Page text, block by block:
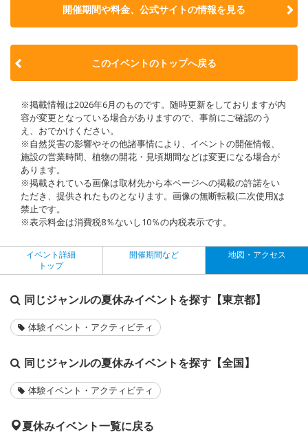
開催期間や料金、公式サイトの情報を見る
このイベントのトップへ戻る
※掲載情報は2026年6月のものです。随時更新をしておりますが内
容が変更となっている場合がありますので、事前にご確認のう
え、おでかけください。
※自然災害の影響やその他諸事情により、イベントの開催情報、
施設の営業時間、植物の開花・見頃期間などは変更になる場合が
あります。
※掲載されている画像は取材先から本ページへの掲載の許諾をい
ただき、提供されたものとなります。画像の無断転載(二次使用)は
禁止です。
※表示料金は消費税8％ないし10％の内税表示です。
イベント詳細
トップ
開催期間など 地図・アクセス
同じジャンルの夏休みイベントを探す【東京都】
体験イベント・アクティビティ
同じジャンルの夏休みイベントを探す【全国】
体験イベント・アクティビティ
夏休みイベント一覧に戻る